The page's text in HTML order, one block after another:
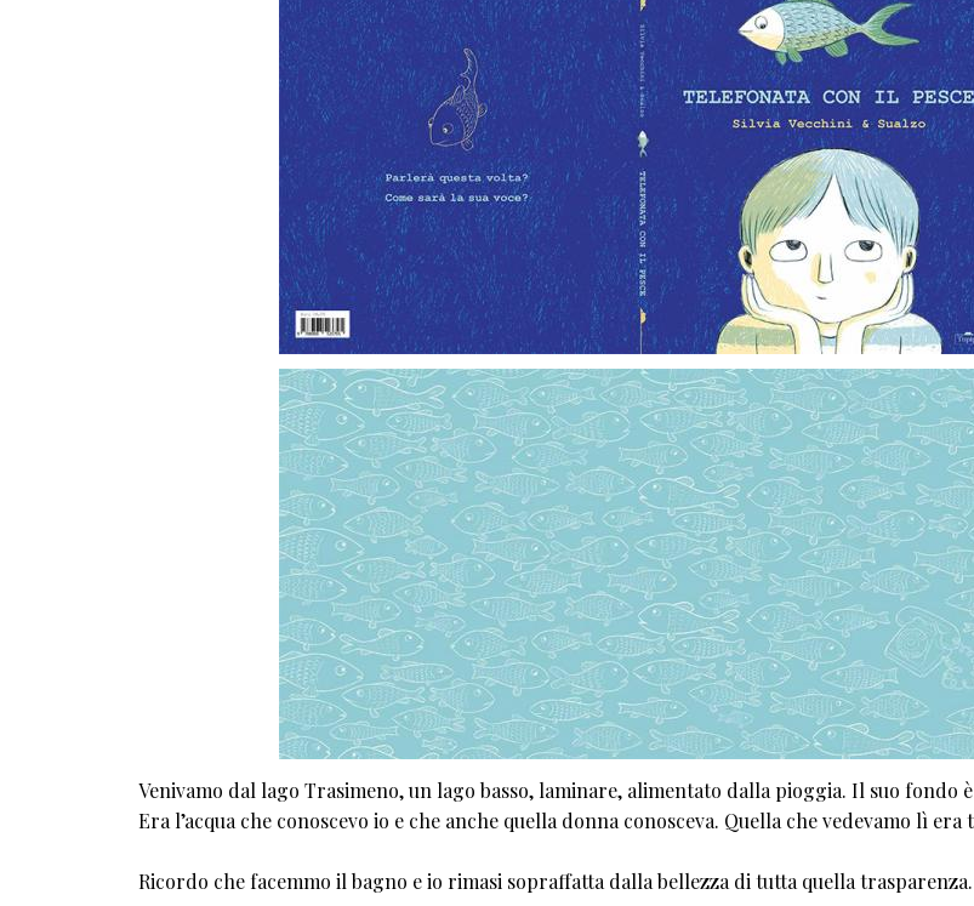
Venivamo dal lago Trasimeno, un lago basso, laminare, alimentato dalla pioggia. Il suo fondo è
Era l’acqua che conoscevo io e che anche quella donna conosceva. Quella che vedevamo lì era
Ricordo che facemmo il bagno e io rimasi sopraffatta dalla bellezza di tutta quella trasparenza.